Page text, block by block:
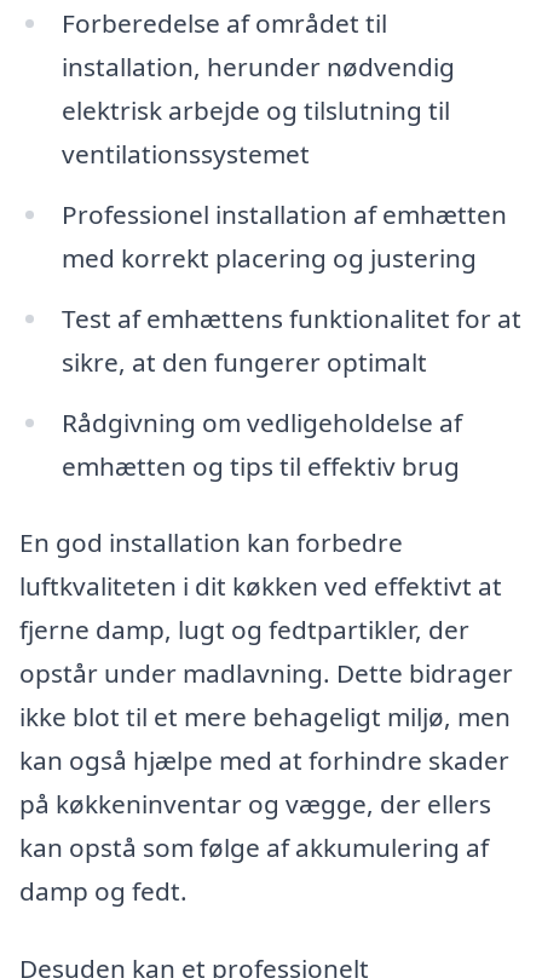
Forberedelse af området til
installation, herunder nødvendig
elektrisk arbejde og tilslutning til
ventilationssystemet
Professionel installation af emhætten
med korrekt placering og justering
Test af emhættens funktionalitet for at
sikre, at den fungerer optimalt
Rådgivning om vedligeholdelse af
emhætten og tips til effektiv brug
En god installation kan forbedre
luftkvaliteten i dit køkken ved effektivt at
fjerne damp, lugt og fedtpartikler, der
opstår under madlavning. Dette bidrager
ikke blot til et mere behageligt miljø, men
kan også hjælpe med at forhindre skader
på køkkeninventar og vægge, der ellers
kan opstå som følge af akkumulering af
damp og fedt.
Desuden kan et professionelt